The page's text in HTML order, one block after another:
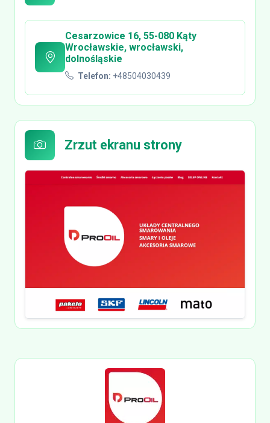
Cesarzowice 16, 55-080 Kąty
Wrocławskie, wrocławski,
dolnośląskie
Telefon: +48504030439
Zrzut ekranu strony